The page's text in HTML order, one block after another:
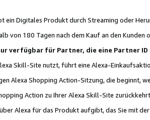
ein Digitales Produkt durch Streaming oder
von 180 Tagen nach dem Kauf an den
verfügbar für Partner, die eine Partner
Skill-Site nutzt, führt eine Alexa-
Alexa Shopping Action-Sitzung, die beginnt,
Action zu Ihrer Alexa Skill-Site
Alexa für das Produkt aufgibt, das Sie mit der